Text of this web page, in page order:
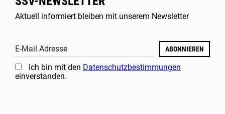
Aktuell informiert bleiben mit unserem Newsletter
E-Mail Adresse ABONNIEREN
Ich bin mit den Datenschutzbestimmungen
einverstanden.